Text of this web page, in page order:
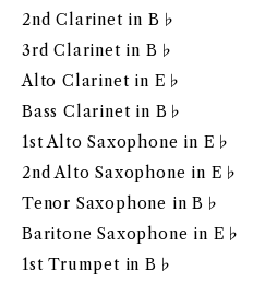
2nd Clarinet in B♭
3rd Clarinet in B♭
Alto Clarinet in E♭
Bass Clarinet in B♭
1st Alto Saxophone in E♭
2nd Alto Saxophone in E♭
Tenor Saxophone in B♭
Baritone Saxophone in E♭
1st Trumpet in B♭